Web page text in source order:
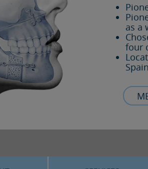
as a
four